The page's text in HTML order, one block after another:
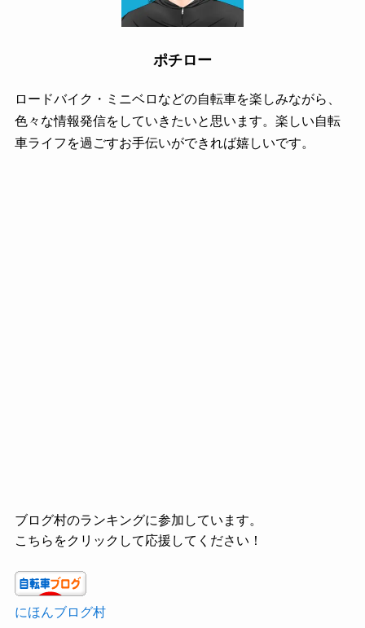
ポチロー
ロードバイク・ミニベロなどの自転車を楽しみながら、
色々な情報発信をしていきたいと思います。楽しい自転
車ライフを過ごすお手伝いができれば嬉しいです。
ブログ村のランキングに参加しています。
こちらをクリックして応援してください！
にほんブログ村